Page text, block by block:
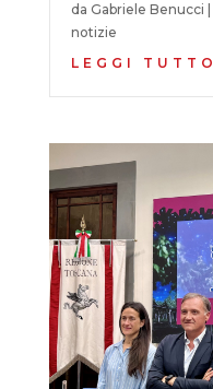
da Gabriele Benucci
notizie
LEGGI TUTTO